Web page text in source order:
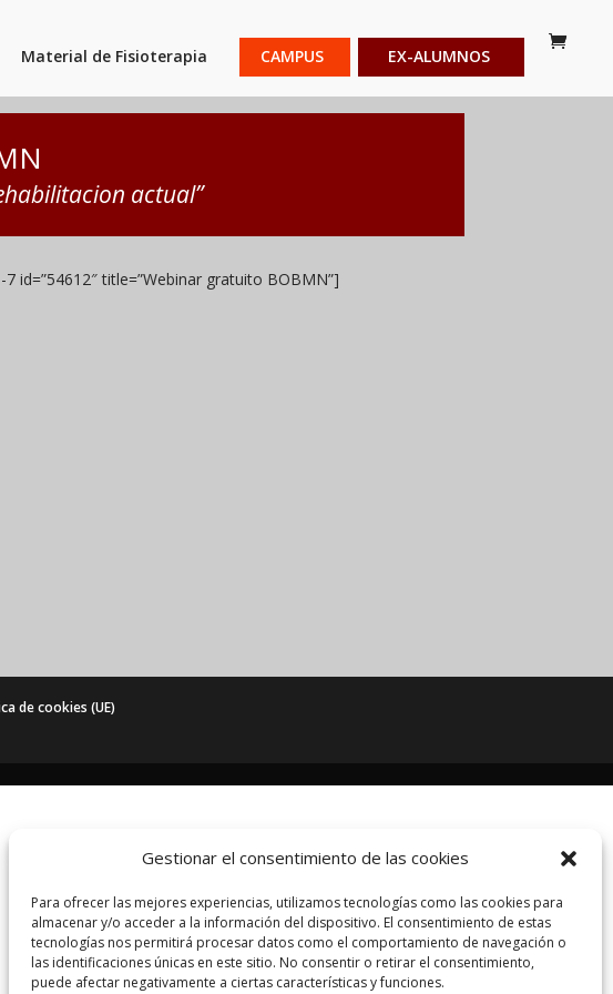
Gestionar el consentimiento de las cookies
Para ofrecer las mejores experiencias, utilizamos tecnologías como las cookies para
almacenar y/o acceder a la información del dispositivo. El consentimiento de estas
tecnologías nos permitirá procesar datos como el comportamiento de navegación o
las identificaciones únicas en este sitio. No consentir o retirar el consentimiento,
puede afectar negativamente a ciertas características y funciones.
Material de Fisioterapia CAMPUS EX-ALUMNOS
actual”
id=”54612″ title=”Webinar gratuito BOBMN”]
de cookies (UE)